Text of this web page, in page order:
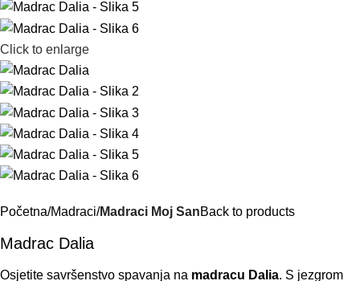
Click to enlarge
Početna Madraci Madraci Moj SanBack to products
Madrac Dalia
Osjetite savršenstvo spavanja na madracu Dalia. S jezgrom